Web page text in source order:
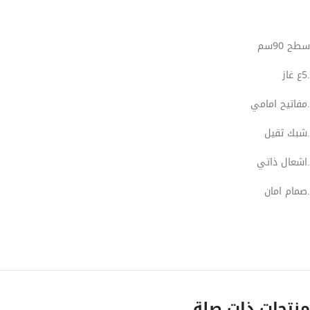
سطح 90سم
.5ع غاز
.مفاتيح امامي
.شبك ثقيل
.اشعال ذاتي
.صمام امان